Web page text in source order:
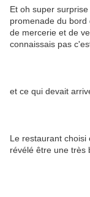
Et oh super
promenade du
de mercerie et de
connaissais pas
et ce qui devait
Le restaurant
révélé être une très